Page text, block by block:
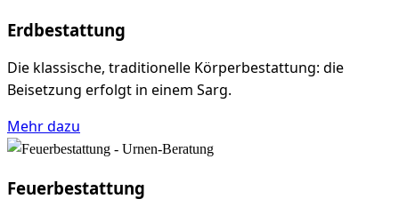
Erdbestattung
Die klassische, traditionelle Körperbestattung: die
Beisetzung erfolgt in einem Sarg.
Mehr dazu
Feuerbestattung